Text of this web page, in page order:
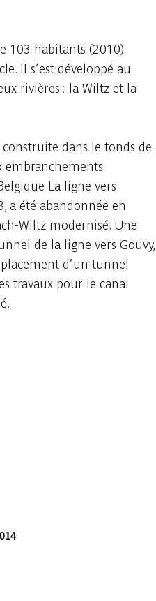
103 habitants (2010)
Il s’est développé au
rivières : la Wiltz et la
dans le fonds de
embranchements
La ligne vers
a été abandonnée en
Wiltz modernisé. Une
de la ligne vers Gouvy,
d’un tunnel
travaux pour le canal